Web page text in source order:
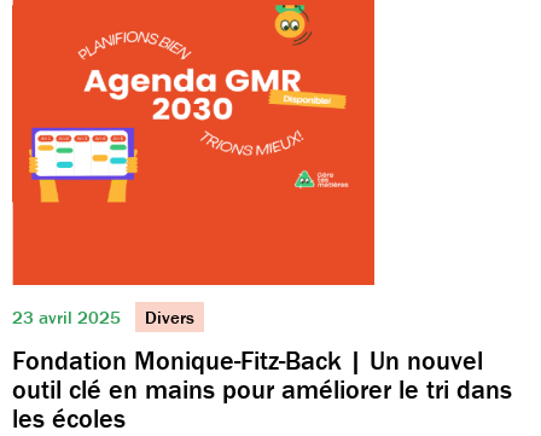
23 avril 2025 Divers
Fondation Monique-Fitz-Back | Un nouvel
outil clé en mains pour améliorer le tri dans
les écoles